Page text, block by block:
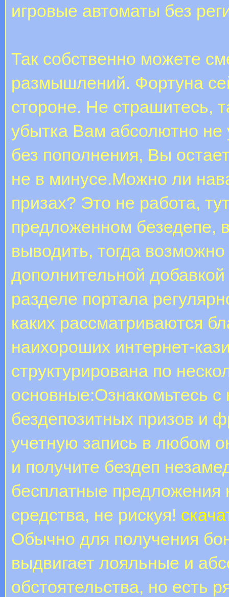
игровые автоматы без
Так собственно можете
размышлений. Фортуна
стороне. Не страшитесь,
убытка Вам абсолютно не
без пополнения, Вы
не в минусе.Можно ли
призах? Это не работа,
предложенном безедепе,
выводить, тогда
дополнительной
разделе портала
каких рассматриваются
наихороших интернет-
структурирована по
основные:Ознакомьтесь
бездепозитных призов и
учетную запись в любом
и получите бездеп
бесплатные
средства, не рискуя!
Обычно для получения
выдвигает лояльные и
обстоятельства, но есть